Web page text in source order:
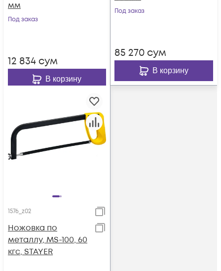
мм
Под заказ
12 834 сум
В корзину
Под заказ
85 270 сум
В корзину
1576_z02
Ножовка по
металлу, MS-100, 60
кгс, STAYER